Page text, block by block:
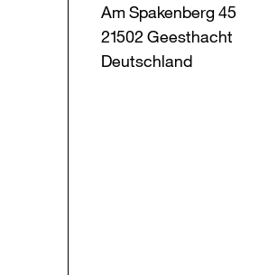
Am Spakenberg 45
21502 Geesthacht
Deutschland